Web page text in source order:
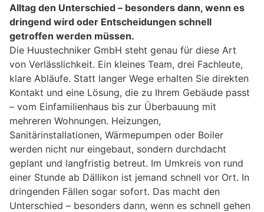
Alltag den Unterschied – besonders dann, wenn es
dringend wird oder Entscheidungen schnell
getroffen werden müssen.
Die Huustechniker GmbH steht genau für diese Art
von Verlässlichkeit. Ein kleines Team, drei Fachleute,
klare Abläufe. Statt langer Wege erhalten Sie direkten
Kontakt und eine Lösung, die zu Ihrem Gebäude passt
– vom Einfamilienhaus bis zur Überbauung mit
mehreren Wohnungen. Heizungen,
Sanitärinstallationen, Wärmepumpen oder Boiler
werden nicht nur eingebaut, sondern durchdacht
geplant und langfristig betreut. Im Umkreis von rund
einer Stunde ab Dällikon ist jemand schnell vor Ort. In
dringenden Fällen sogar sofort. Das macht den
Unterschied – besonders dann, wenn es schnell gehen